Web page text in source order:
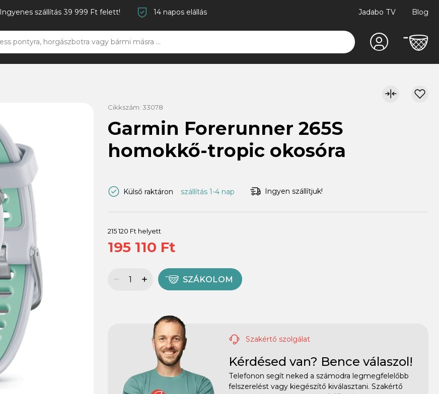
Ingyenes szállítás 39 999 Ft felett! 14 napos elállás Jadabo TV Blog
Cikkszám: 33078
Garmin Forerunner 265S
homokkő-tropic okosóra
Külső raktáron szállítás 1-4 nap Ingyen szállítjuk!
215 120 Ft helyett
195 110 Ft
SZÁKOLOM
Szakértő szolgálat
Kérdésed van? Bence válaszol!
Telefonon segít neked a számodra legmegfelelőbb
felszerelést vagy kiegészítő kiválasztani. Szakértő